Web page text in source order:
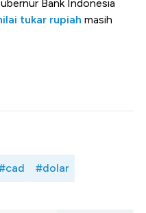
Bank Indonesia
tukar rupiah masih
#dolar